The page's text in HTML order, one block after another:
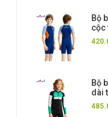
Bộ
cộc
Bộ
dài